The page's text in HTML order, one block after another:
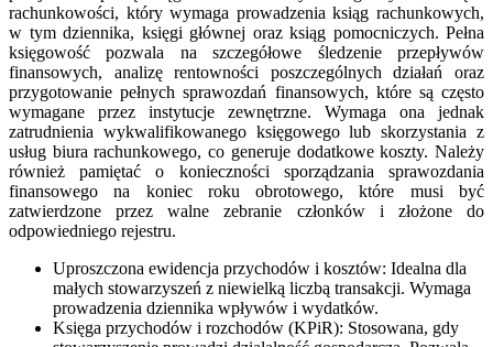
rachunkowości, który wymaga prowadzenia ksiąg rachunkowych,
w tym dziennika, księgi głównej oraz ksiąg pomocniczych. Pełna
księgowość pozwala na szczegółowe śledzenie przepływów
finansowych, analizę rentowności poszczególnych działań oraz
przygotowanie pełnych sprawozdań finansowych, które są często
wymagane przez instytucje zewnętrzne. Wymaga ona jednak
zatrudnienia wykwalifikowanego księgowego lub skorzystania z
usług biura rachunkowego, co generuje dodatkowe koszty. Należy
również pamiętać o konieczności sporządzania sprawozdania
finansowego na koniec roku obrotowego, które musi być
zatwierdzone przez walne zebranie członków i złożone do
odpowiedniego rejestru.
Uproszczona ewidencja przychodów i kosztów: Idealna dla
małych stowarzyszeń z niewielką liczbą transakcji. Wymaga
prowadzenia dziennika wpływów i wydatków.
Księga przychodów i rozchodów (KPiR): Stosowana, gdy